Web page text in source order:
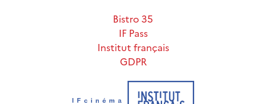
Bistro 35
IF Pass
Institut français
GDPR